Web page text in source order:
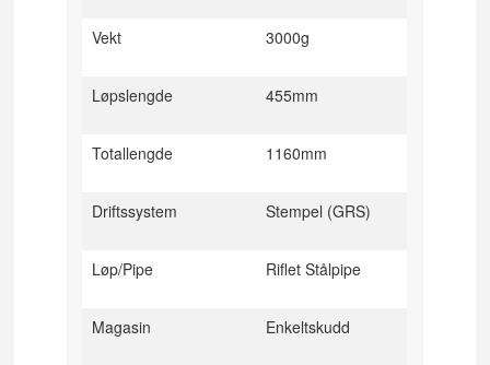
Vekt 3000g
Løpslengde 455mm
Totallengde 1160mm
Driftssystem Stempel (GRS)
Løp/Pipe Riflet Stålpipe
Magasin Enkeltskudd